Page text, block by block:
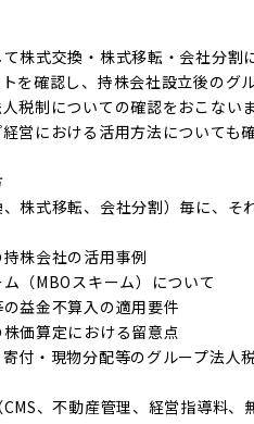
株式交換・株式移転・会社分割
を確認し、持株会社設立後のグ
税制についての確認をおこないま
営における活用方法についても
株式移転、会社分割）毎に、そ
株会社の活用事例
（MBOスキーム）について
益金不算入の適用要件
価算定における留意点
付・現物分配等のグループ法人
、不動産管理、経営指導料、